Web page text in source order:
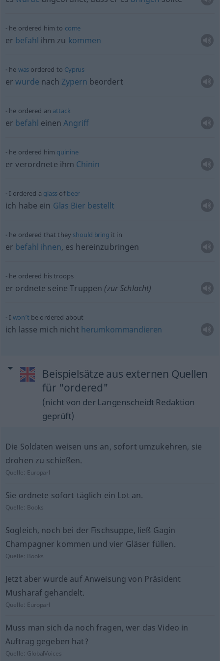
he ordered him to come
er befahl ihm zu kommen
he was ordered to Cyprus
erwurde nach Zypern beordert
he ordered an attack
er befahl einenAngriff
he ordered him quinine
er verordnete ihm Chinin
I ordered a glass ofbeer
ich habe ein Glas Bier bestellt
he ordered that they should bring it in
er befahl ihnen, es hereinzubringen
he ordered his troops
er ordnete seine Truppen (zur Schlacht)
I won’t be ordered about
ich lasse mich nicht herumkommandieren
Beispielsätze aus externen Quellen
für "ordered"
(nicht von der Langenscheidt Redaktion
geprüft)
Die Soldaten weisen uns an, sofort umzukehren, sie
drohen zu schießen.
Quelle: Europarl
Sie ordnete sofort täglich ein Lot an.
Quelle: Books
Sogleich, noch bei der Fischsuppe, ließ Gagin
Champagner kommen und vier Gläser füllen.
Quelle: Books
Jetzt aber wurde auf Anweisung von Präsident
Musharaf gehandelt.
Quelle: Europarl
Muss man sich da noch fragen, wer das Video in
Auftrag gegeben hat?
Quelle: GlobalVoices